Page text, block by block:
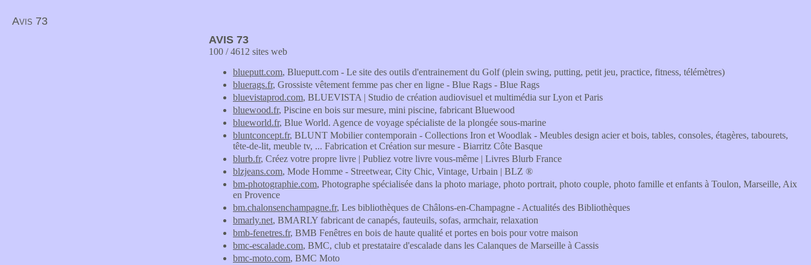
Avis 73
AVIS 73
100 / 4612 sites web
blueputt.com, Blueputt.com - Le site des outils d'entrainement du Golf (plein swing, putting, petit jeu, practice, fitness, télémètres)
bluerags.fr, Grossiste vêtement femme pas cher en ligne - Blue Rags - Blue Rags
bluevistaprod.com, BLUEVISTA | Studio de création audiovisuel et multimédia sur Lyon et Paris
bluewood.fr, Piscine en bois sur mesure, mini piscine, fabricant Bluewood
blueworld.fr, Blue World. Agence de voyage spécialiste de la plongée sous-marine
bluntconcept.fr, BLUNT Mobilier contemporain - Collections Iron et Woodlak - Meubles design acier et bois, tables, consoles, étagères, tabourets,
tête-de-lit, meuble tv, ... Fabrication et Création sur mesure - Biarritz Côte Basque
blurb.fr, Créez votre propre livre | Publiez votre livre vous-même | Livres Blurb France
blzjeans.com, Mode Homme - Streetwear, City Chic, Vintage, Urbain | BLZ ®
bm-photographie.com, Photographe spécialisée dans la photo mariage, photo portrait, photo couple, photo famille et enfants à Toulon, Marseille, Aix
en Provence
bm.chalonsenchampagne.fr, Les bibliothèques de Châlons-en-Champagne - Actualités des Bibliothèques
bmarly.net, BMARLY fabricant de canapés, fauteuils, sofas, armchair, relaxation
bmb-fenetres.fr, BMB Fenêtres en bois de haute qualité et portes en bois pour votre maison
bmc-escalade.com, BMC, club et prestataire d'escalade dans les Calanques de Marseille à Cassis
bmc-moto.com, BMC Moto